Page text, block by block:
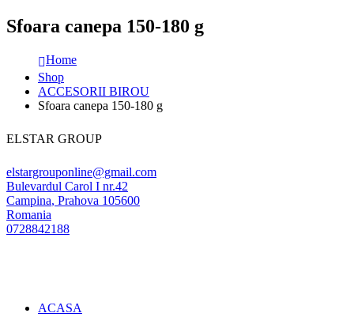
Sfoara canepa 150-180 g
Home
Shop
ACCESORII BIROU
Sfoara canepa 150-180 g
ELSTAR GROUP
elstargrouponline@gmail.com
Bulevardul Carol I nr.42
Campina, Prahova 105600
Romania
0728842188
ACASA